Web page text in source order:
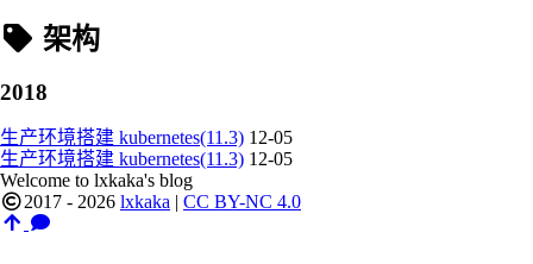
架构
2018
生产环境搭建 kubernetes(11.3) 12-05
生产环境搭建 kubernetes(11.3) 12-05
Welcome to lxkaka's blog
2017 - 2026 lxkaka | CC BY-NC 4.0